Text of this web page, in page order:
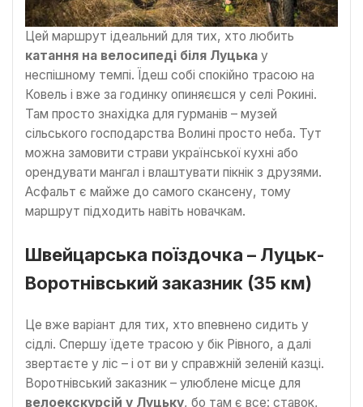
Цей маршрут ідеальний для тих, хто любить
катання на велосипеді біля Луцька у
неспішному темпі. Їдеш собі спокійно трасою на
Ковель і вже за годинку опиняєшся у селі Рокині.
Там просто знахідка для гурманів – музей
сільського господарства Волині просто неба. Тут
можна замовити страви української кухні або
орендувати мангал і влаштувати пікнік з друзями.
Асфальт є майже до самого скансену, тому
маршрут підходить навіть новачкам.
Швейцарська поїздочка – Луцьк-
Воротнівський заказник (35 км)
Це вже варіант для тих, хто впевнено сидить у
сідлі. Спершу їдете трасою у бік Рівного, а далі
звертаєте у ліс – і от ви у справжній зеленій казці.
Воротнівський заказник – улюблене місце для
велоекскурсій у Луцьку, бо там є все: ставок,